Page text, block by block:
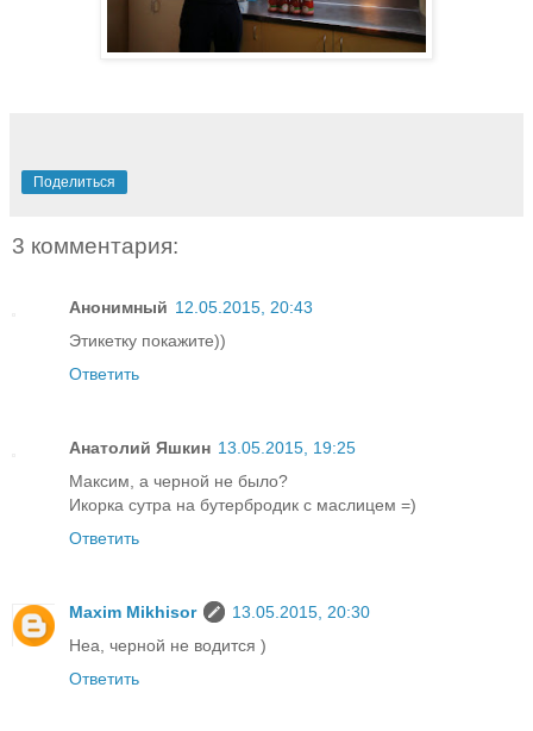
Поделиться
3 комментария:
Анонимный 12.05.2015, 20:43
Этикетку покажите))
Ответить
Анатолий Яшкин 13.05.2015, 19:25
Максим, а черной не было?
Икорка сутра на бутербродик с маслицем =)
Ответить
Maxim Mikhisor
13.05.2015, 20:30
Неа, черной не водится )
Ответить